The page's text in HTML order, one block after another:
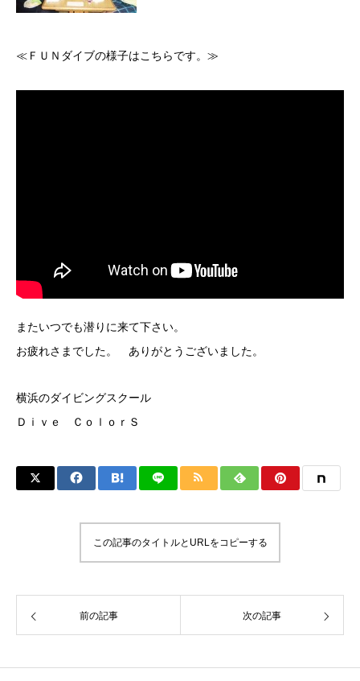
≪ＦＵＮダイブの様子はこちらです。≫
またいつでも潜りに来て下さい。
お疲れさまでした。 ありがとうございました。
横浜のダイビングスクール
Ｄｉｖｅ ＣｏｌｏｒＳ
この記事のタイトルとURLをコピーする
前の記事 次の記事